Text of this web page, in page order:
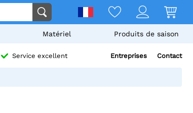
Matériel Produits de saison
Service excellent Entreprises Contact